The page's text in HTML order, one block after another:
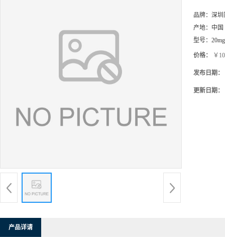
品牌： 深圳
产地： 中国
型号： 20mg
价格： ￥
发布日期：
更新日期：
产品详请